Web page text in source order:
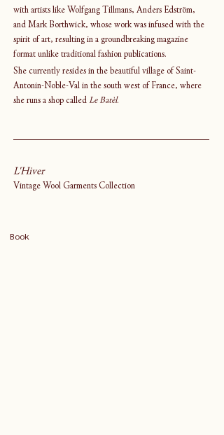
with artists like Wolfgang Tillmans, Anders Edström,
and Mark Borthwick, whose work was infused with the
spirit of art, resulting in a groundbreaking magazine
format unlike traditional fashion publications.
She currently resides in the beautiful village of Saint-
Antonin-Noble-Val in the south west of France, where
she runs a shop called Le Batèl.
L'Hiver
Vintage Wool Garments Collection
Book